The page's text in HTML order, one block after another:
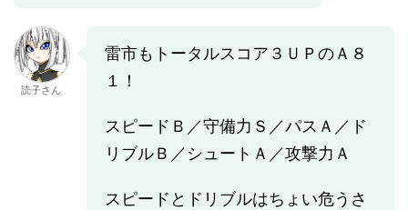
読子さん
雷市もトータルスコア３ＵＰのＡ８
１！
スピードＢ／守備力Ｓ／パスＡ／ド
リブルＢ／シュートＡ／攻撃力Ａ
スピードとドリブルはちょい危うさ